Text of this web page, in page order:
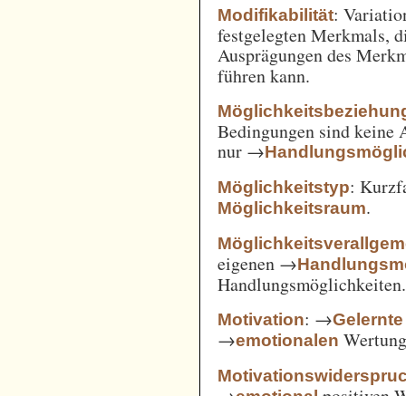
Modifikabilität:
festgelegten Merkmals,
Ausprägungen des
führen kann.
Bedingungen sind keine
nur →
Möglichkeitstyp:
Möglichkeitsraum.
eigenen →
Handlungsmöglichkeiten.
Motivation: →Gelernte
→emotionalen